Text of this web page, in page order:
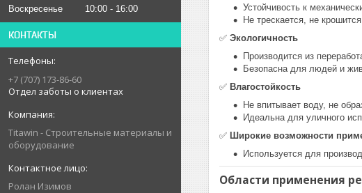
Воскресенье
10:00 16:00
КОНТАКТЫ
+7 (707) 173-86-60
Отдел заботы о клиентах
Titawin - Строительные материалы и
оборудование
Ролан Изимов
Устойчивость к
Не трескается, не
✅ Экологичность
Производится из
Безопасна для людей и
✅ Влагостойкость
Не впитывает воду, не
Идеальна для уличного
✅ Широкие возможности
Используется для
Области применения